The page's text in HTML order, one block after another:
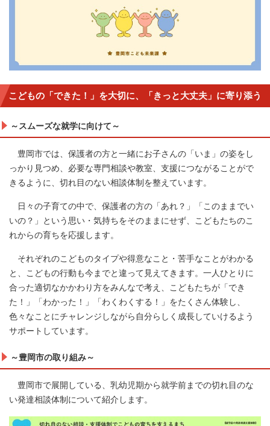
こどもの「できた！」を大切に、「きっと大丈夫」に寄り添う
～スムーズな就学に向けて～
豊岡市では、保護者の方と一緒にお子さんの「いま」の姿をし
っかり見つめ、必要な専門相談や教室、支援につながることがで
きるように、切れ目のない相談体制を整えています。
日々の子育ての中で、保護者の方の「あれ？」「このままでい
いの？」という思い・気持ちをそのままにせず、こどもたちのこ
れからの育ちを応援します。
それぞれのこどものタイプや得意なこと・苦手なことがわかる
と、こどもの行動も今までと違って見えてきます。一人ひとりに
合った適切なかかわり方をみんなで考え、こどもたちが「でき
た！」「わかった！」「わくわくする！」をたくさん体験し、
色々なことにチャレンジしながら自分らしく成長していけるよう
サポートしています。
～豊岡市の取り組み～
豊岡市で展開している、乳幼児期から就学前までの切れ目のな
い発達相談体制について紹介します。